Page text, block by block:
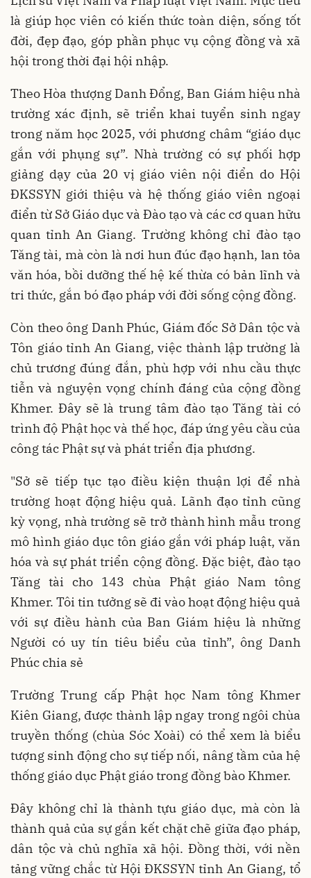
là giúp học viên có kiến thức toàn diện, sống tốt
đời, đẹp đạo, góp phần phục vụ cộng đồng và xã
hội trong thời đại hội nhập.
Theo Hòa thượng Danh Đổng, Ban Giám hiệu nhà
trường xác định, sẽ triển khai tuyển sinh ngay
trong năm học 2025, với phương châm “giáo dục
gắn với phụng sự”. Nhà trường có sự phối hợp
giảng dạy của 20 vị giáo viên nội điển do Hội
ĐKSSYN giới thiệu và hệ thống giáo viên ngoại
điển từ Sở Giáo dục và Đào tạo và các cơ quan hữu
quan tỉnh An Giang. Trường không chỉ đào tạo
Tăng tài, mà còn là nơi hun đúc đạo hạnh, lan tỏa
văn hóa, bồi dưỡng thế hệ kế thừa có bản lĩnh và
tri thức, gắn bó đạo pháp với đời sống cộng đồng.
Còn theo ông Danh Phúc, Giám đốc Sở Dân tộc và
Tôn giáo tỉnh An Giang, việc thành lập trường là
chủ trương đúng đắn, phù hợp với nhu cầu thực
tiễn và nguyện vọng chính đáng của cộng đồng
Khmer. Đây sẽ là trung tâm đào tạo Tăng tài có
trình độ Phật học và thế học, đáp ứng yêu cầu của
công tác Phật sự và phát triển địa phương.
"Sở sẽ tiếp tục tạo điều kiện thuận lợi để nhà
trường hoạt động hiệu quả. Lãnh đạo tỉnh cũng
kỳ vọng, nhà trường sẽ trở thành hình mẫu trong
mô hình giáo dục tôn giáo gắn với pháp luật, văn
hóa và sự phát triển cộng đồng. Đặc biệt, đào tạo
Tăng tài cho 143 chùa Phật giáo Nam tông
Khmer. Tôi tin tưởng sẽ đi vào hoạt động hiệu quả
với sự điều hành của Ban Giám hiệu là những
Người có uy tín tiêu biểu của tỉnh”, ông Danh
Phúc chia sẻ
Trường Trung cấp Phật học Nam tông Khmer
Kiên Giang, được thành lập ngay trong ngôi chùa
truyền thống (chùa Sóc Xoài) có thể xem là biểu
tượng sinh động cho sự tiếp nối, nâng tầm của hệ
thống giáo dục Phật giáo trong đồng bào Khmer.
Đây không chỉ là thành tựu giáo dục, mà còn là
thành quả của sự gắn kết chặt chẽ giữa đạo pháp,
dân tộc và chủ nghĩa xã hội. Đồng thời, với nền
tảng vững chắc từ Hội ĐKSSYN tỉnh An Giang, tổ